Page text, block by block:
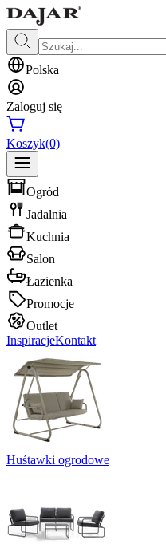
Polska
Zaloguj się
Koszyk(0)
Ogród
Jadalnia
Kuchnia
Salon
Łazienka
Promocje
Outlet
InspiracjeKontakt
Huśtawki ogrodowe